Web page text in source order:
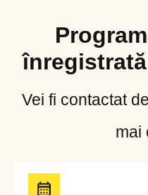
înregistrată
Vei fi contactat
mai